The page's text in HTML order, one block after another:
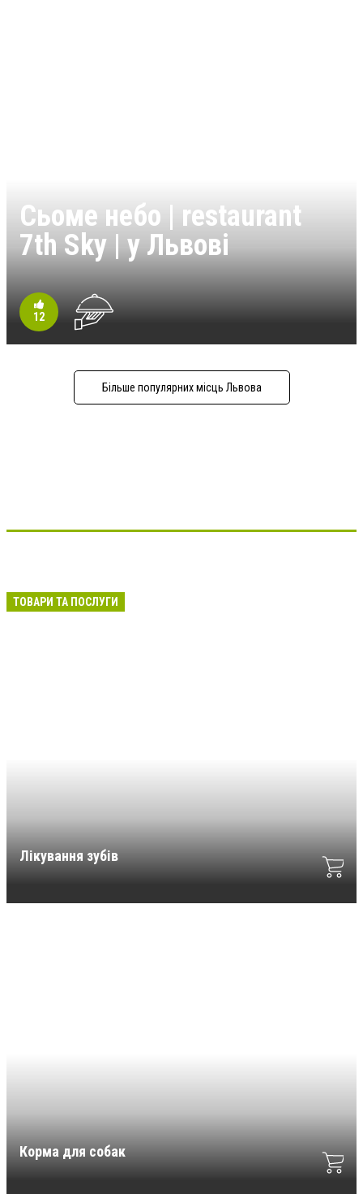
Сьоме небо | restaurant
7th Sky | у Львові
12
Більше популярних місць Львова
ТОВАРИ ТА ПОСЛУГИ
Лікування зубів
Корма для собак